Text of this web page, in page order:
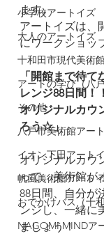
小学校アートイズ
大人のアートイズ
十和田市現代美術
アートの学び（八
その他
八戸市美術館アー
イオン下田アート
帆風美術館アート
おでかけバス（十
NAGOMI MINDア
ます。
アートイズは、
にワークショッ
「開館まで待
レンジ88日間！！
オリジナルカウ
ろう☆」
オリジナルカウ
って、美術館が
88日間、自分が
ンジし、一緒に
ましょう！